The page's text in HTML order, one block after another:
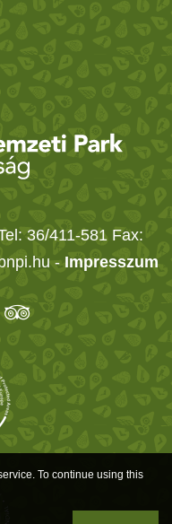
36/411-581 Fax:
- Impresszum
To continue using this